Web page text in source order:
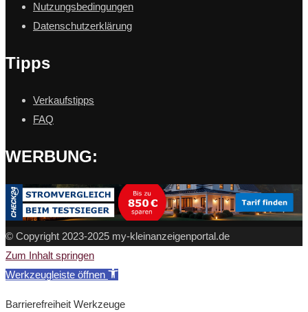
Nutzungsbedingungen
Datenschutzerklärung
Tipps
Verkaufstipps
FAQ
WERBUNG:
© Copyright 2023-2025 my-kleinanzeigenportal.de
Zum Inhalt springen
Werkzeugleiste öffnen
Barrierefreiheit Werkzeuge